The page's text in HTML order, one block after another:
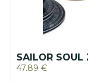
SAILOR SOUL
47.89 €